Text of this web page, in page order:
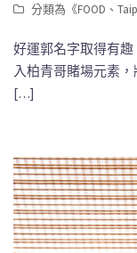
分類為《FOOD 、
好運郭名字取得有
入柏青哥賭場元素
[…]